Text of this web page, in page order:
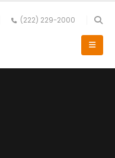
(222) 229-2000